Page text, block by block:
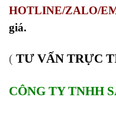
HOTLINE/ZALO/
giá.
( TƯ VẤN TRỰC
CÔNG TY TNHH